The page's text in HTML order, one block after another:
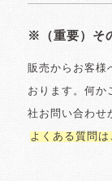
※（重要）そ
販売からお客様
おります。何か
社お問い合わせ
よくある質問は